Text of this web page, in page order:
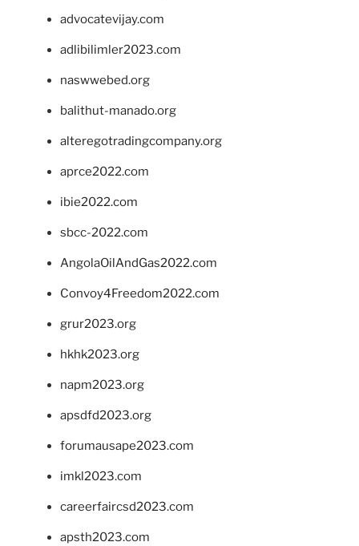
advocatevijay.com
adlibilimler2023.com
naswwebed.org
balithut-manado.org
alteregotradingcompany.org
aprce2022.com
ibie2022.com
sbcc-2022.com
AngolaOilAndGas2022.com
Convoy4Freedom2022.com
grur2023.org
hkhk2023.org
napm2023.org
apsdfd2023.org
forumausape2023.com
imkl2023.com
careerfaircsd2023.com
apsth2023.com